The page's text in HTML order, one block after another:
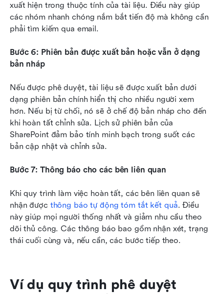
xuất hiện trong thuộc tính của tài liệu. Điều này giúp
các nhóm nhanh chóng nắm bắt tiến độ mà không cần
phải tìm kiếm qua email.
Bước 6: Phiên bản được xuất bản hoặc vẫn ở dạng
bản nháp
Nếu được phê duyệt, tài liệu sẽ được xuất bản dưới
dạng phiên bản chính hiển thị cho nhiều người xem
hơn. Nếu bị từ chối, nó sẽ ở chế độ bản nháp cho đến
khi hoàn tất chỉnh sửa. Lịch sử phiên bản của
SharePoint đảm bảo tính minh bạch trong suốt các
bản cập nhật và chỉnh sửa.
Bước 7: Thông báo cho các bên liên quan
Khi quy trình làm việc hoàn tất, các bên liên quan sẽ
nhận được thông báo tự động tóm tắt kết quả. Điều
này giúp mọi người thống nhất và giảm nhu cầu theo
dõi thủ công. Các thông báo bao gồm nhận xét, trạng
thái cuối cùng và, nếu cần, các bước tiếp theo.
Ví dụ quy trình phê duyệt